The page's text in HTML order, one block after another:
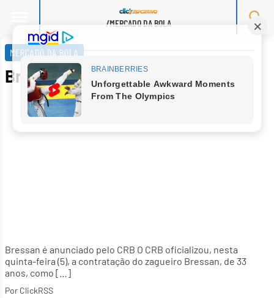
to
content
/MERCADO DA BOLA
MERCADO DA BOLA
Bressan é novo zagueiro do CRB
Bressan é anunciado pelo CRB O CRB oficializou, nesta
quinta-feira (5), a contratação do zagueiro Bressan, de 33
anos, como […]
Por ClickRSS